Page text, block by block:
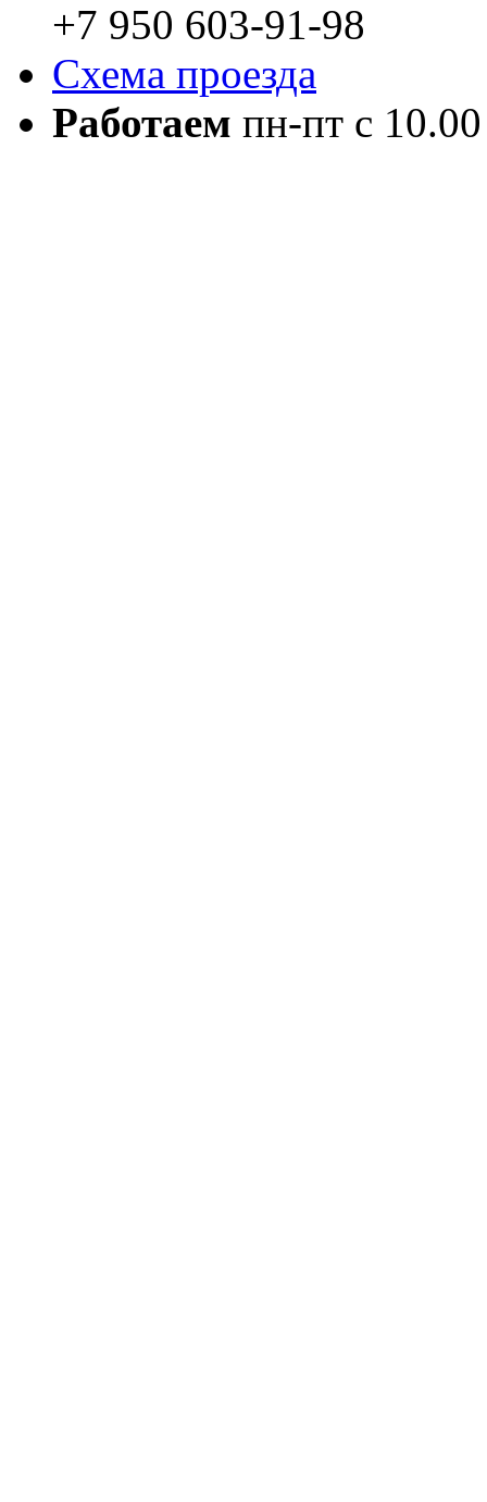
+7 950 603-91-98
Схема проезда
Работаем пн-пт с